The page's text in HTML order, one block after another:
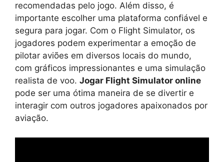
recomendadas pelo jogo. Além disso, é
importante escolher uma plataforma confiável e
segura para jogar. Com o Flight Simulator, os
jogadores podem experimentar a emoção de
pilotar aviões em diversos locais do mundo,
com gráficos impressionantes e uma simulação
realista de voo. Jogar Flight Simulator online
pode ser uma ótima maneira de se divertir e
interagir com outros jogadores apaixonados por
aviação.